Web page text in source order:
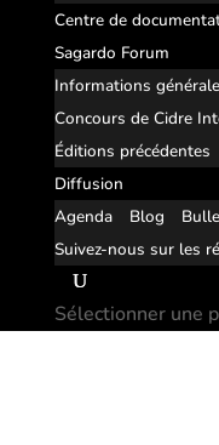
Centre de
Sagardo Forum
Informations
Concours de Cidre
Éditions précédentes
Diffusion
Agenda
Blog
Suivez-nous sur les
Sélectionner une